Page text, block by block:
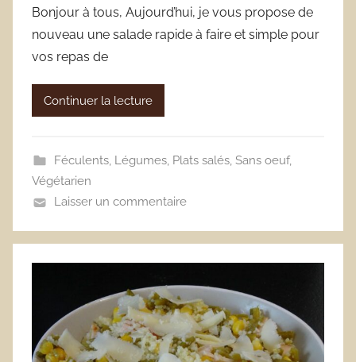
Bonjour à tous, Aujourd’hui, je vous propose de
nouveau une salade rapide à faire et simple pour
vos repas de
Continuer la lecture
Féculents, Légumes, Plats salés, Sans oeuf,
Végétarien
Laisser un commentaire